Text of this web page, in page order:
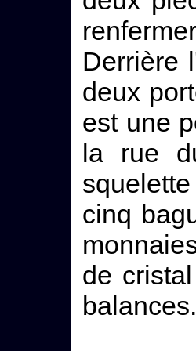
Derrière
deux
est une
la rue
cinq
de
balances.